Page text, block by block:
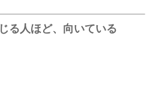
る人ほど、向いている